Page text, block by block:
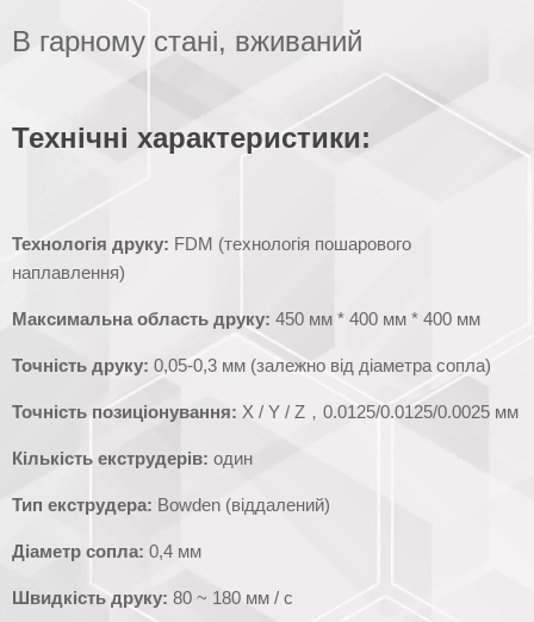
В гарному стані, вживаний
Технічні характеристики:
Технологія друку: FDM (технологія пошарового
наплавлення)
Максимальна область друку: 450 мм * 400 мм * 400 мм
Точність друку: 0,05-0,3 мм (залежно від діаметра сопла)
Точність позиціонування: X / Y / Z，0.0125/0.0125/0.0025 мм
Кількість екструдерів: один
Тип екструдера: Bowden (віддалений)
Діаметр сопла: 0,4 мм
Швидкість друку: 80 ~ 180 мм / с